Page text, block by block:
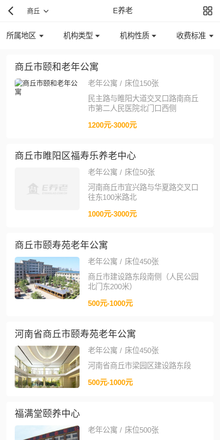
商丘 E养老
所属地区 机构类型 机构性质 收费标准
商丘市颐和老年公寓
老年公寓 / 床位150张
民主路与睢阳大道交叉口路南商丘
市第二人民医院北门口西侧
1200元-3000元
商丘市睢阳区福寿乐养老中心
老年公寓 / 床位50张
河南商丘市宜兴路与华夏路交叉口
往东100米路北
1000元-3000元
商丘市颐寿苑老年公寓
老年公寓 / 床位450张
商丘市建设路东段南侧（人民公园
北门东200米）
500元-1000元
河南省商丘市颐寿苑老年公寓
老年公寓 / 床位450张
河南省商丘市梁园区建设路东段
500元-1000元
福满堂颐养中心
老年公寓 / 床位500张